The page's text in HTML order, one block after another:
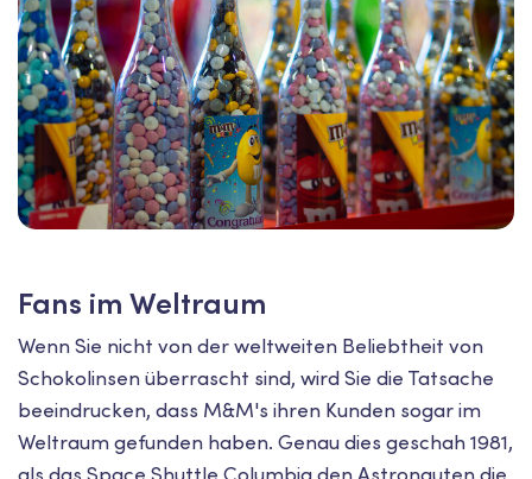
Fans im Weltraum
Wenn Sie nicht von der weltweiten Beliebtheit von
Schokolinsen überrascht sind, wird Sie die Tatsache
beeindrucken, dass M&M's ihren Kunden sogar im
Weltraum gefunden haben. Genau dies geschah 1981,